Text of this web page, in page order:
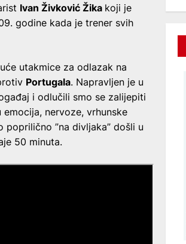
Ivan Živković Žika koji je
godine kada je trener svih
utakmice za odlazak na
Portugala. Napravljen je u
i odlučili smo se zalijepiti
nervoze, vrhunske
”na divljaka” došli u
50 minuta.